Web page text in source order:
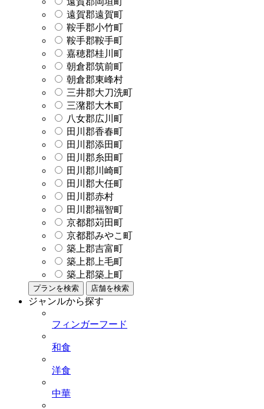
遠賀郡遠賀町
鞍手郡小竹町
鞍手郡鞍手町
嘉穂郡桂川町
朝倉郡筑前町
朝倉郡東峰村
三井郡大刀洗町
三潴郡大木町
八女郡広川町
田川郡香春町
田川郡添田町
田川郡糸田町
田川郡川崎町
田川郡大任町
田川郡赤村
田川郡福智町
京都郡苅田町
京都郡みやこ町
築上郡吉富町
築上郡上毛町
築上郡築上町
プランを検索 店舗を検索
ジャンルから探す
フィンガーフード
和食
洋食
中華